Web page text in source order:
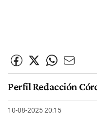
Perfil Redacción
10-08-2025 20:15